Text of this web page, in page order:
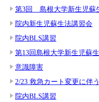
第3回 島根大学新生児蘇
院内新生児蘇生法講習会
院内BLS講習
第13回島根大学新生児蘇
意識障害
2/23 救急カート変更に伴
院内BLS講習